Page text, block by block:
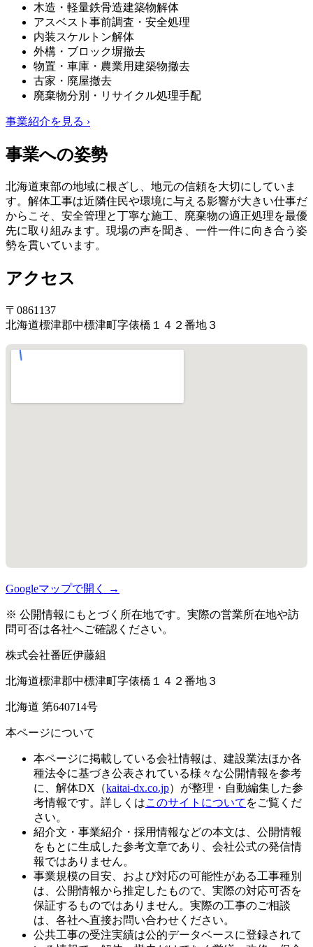
木造・軽量鉄骨造建築物解体
アスベスト事前調査・安全処理
内装スケルトン解体
外構・ブロック塀撤去
物置・車庫・農業用建築物撤去
古家・廃屋撤去
廃棄物分別・リサイクル処理手配
事業紹介を見る ›
事業への姿勢
北海道東部の地域に根ざし、地元の信頼を大切にしていま
す。解体工事は近隣住民や環境に与える影響が大きい仕事だ
からこそ、安全管理と丁寧な施工、廃棄物の適正処理を最優
先に取り組みます。現場の声を聞き、一件一件に向き合う姿
勢を貫いています。
アクセス
〒0861137
北海道標津郡中標津町字俵橋１４２番地３
Googleマップで開く →
※ 公開情報にもとづく所在地です。実際の営業所在地や訪
問可否は各社へご確認ください。
株式会社番匠伊藤組
北海道標津郡中標津町字俵橋１４２番地３
北海道 第640714号
本ページについて
本ページに掲載している会社情報は、建設業法ほか各
種法令に基づき公表されている様々な公開情報を参考
に、解体DX（kaitai-dx.co.jp）が整理・自動編集した参
考情報です。詳しくはこのサイトについて をご覧くだ
さい。
紹介文・事業紹介・採用情報などの本文は、公開情報
をもとに生成した参考文章であり、会社公式の発信情
報ではありません。
事業規模の目安、および対応の可能性がある工事種別
は、公開情報から推定したもので、実際の対応可否を
保証するものではありません。実際の工事のご相談
は、各社へ直接お問い合わせください。
公共工事の受注実績は公的データベースに登録されて